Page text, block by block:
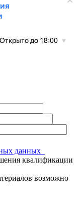
данных
квалификации
возможно